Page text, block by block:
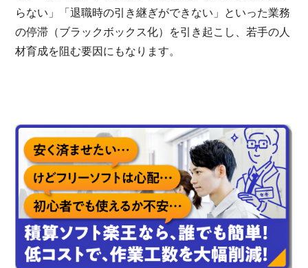
らない」「退職時の引き継ぎができない」といった業務
の停滞（ブラックボックス化）を引き起こし、若手の人
材育成を阻む要因にもなります。